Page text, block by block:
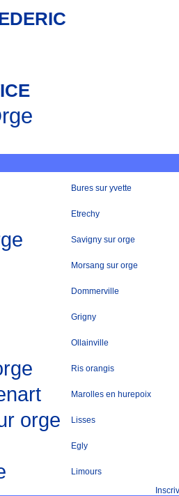
Bures sur yvette
Etrechy
Savigny sur orge
Morsang sur orge
Dommerville
Grigny
Ollainville
Ris orangis
Marolles en hurepoix
orge Lisses
Egly
Limours